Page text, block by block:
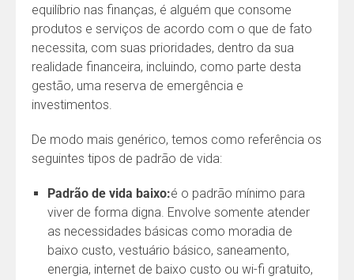
equilíbrio nas finanças, é alguém que consome
produtos e serviços de acordo com o que de fato
necessita, com suas prioridades, dentro da sua
realidade financeira, incluindo, como parte desta
gestão, uma reserva de emergência e
investimentos.
De modo mais genérico, temos como referência os
seguintes tipos de padrão de vida:
Padrão de vida baixo:é o padrão mínimo para
viver de forma digna. Envolve somente atender
as necessidades básicas como moradia de
baixo custo, vestuário básico, saneamento,
energia, internet de baixo custo ou wi-fi gratuito,